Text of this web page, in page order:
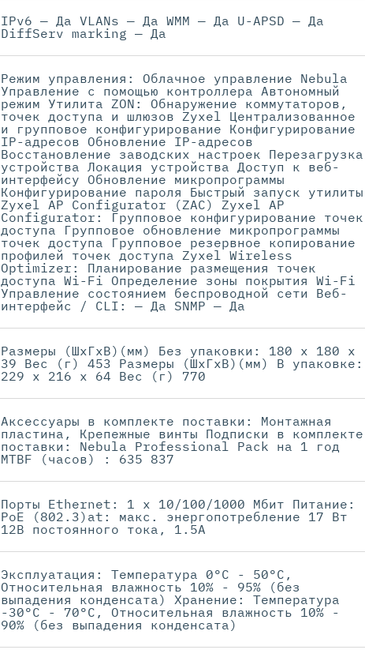
IPv6 — Да VLANs — Да WMM — Да U-APSD — Да
DiffServ marking — Да
Режим управления: Облачное управление Nebula
Управление с помощью контроллера Автономный
режим Утилита ZON: Обнаружение коммутаторов,
точек доступа и шлюзов Zyxel Централизованное
и групповое конфигурирование Конфигурирование
IP-адресов Обновление IP-адресов
Восстановление заводских настроек Перезагрузка
устройства Локация устройства Доступ к веб-
интерфейсу Обновление микропрограммы
Конфигурирование пароля Быстрый запуск утилиты
Zyxel AP Configurator (ZAC) Zyxel AP
Configurator: Групповое конфигурирование точек
доступа Групповое обновление микропрограммы
точек доступа Групповое резервное копирование
профилей точек доступа Zyxel Wireless
Optimizer: Планирование размещения точек
доступа Wi-Fi Определение зоны покрытия Wi-Fi
Управление состоянием беспроводной сети Веб-
интерфейс / CLI: — Да SNMP — Да
Размеры (ШхГхВ)(мм) Без упаковки: 180 x 180 x
39 Вес (г) 453 Размеры (ШхГхВ)(мм) В упаковке:
229 x 216 x 64 Вес (г) 770
Аксессуары в комплекте поставки: Монтажная
пластина, Крепежные винты Подписки в комплекте
поставки: Nebula Professional Pack на 1 год
MTBF (часов) : 635 837
Порты Ethernet: 1 x 10/100/1000 Мбит Питание:
PoE (802.3)at: макс. энергопотребление 17 Вт
12В постоянного тока, 1.5А
Эксплуатация: Температура 0°C - 50°C,
Относительная влажность 10% - 95% (без
выпадения конденсата) Хранение: Температура
-30°C - 70°C, Относительная влажность 10% -
90% (без выпадения конденсата)